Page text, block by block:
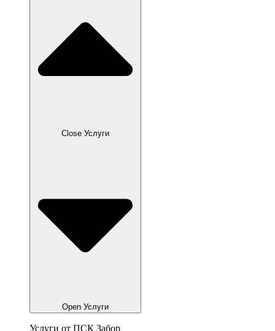
Close Услуги
Open Услуги
Услуги от ПСК Забор